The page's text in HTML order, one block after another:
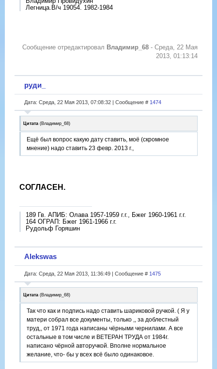
Легница.В/ч 19054. 1982-1984
Сообщение отредактировал Владимир_68 - Среда, 22 Мая
2013, 01:13:14
руди_
Дата: Среда, 22 Мая 2013, 07:08:32 | Сообщение # 1474
Цитата (Владимир_68)
Ещё был вопрос какую дату ставить, моё (скромное
мнение) надо ставить 23 февр. 2013 г.,
СОГЛАСЕН.
189 Гв. АПИБ: Олава 1957-1959 г.г., Бжег 1960-1961 г.г.
164 ОГРАП: Бжег 1961-1966 г.г.
Рудольф Горяшин
Alekswas
Дата: Среда, 22 Мая 2013, 11:36:49 | Сообщение # 1475
Цитата (Владимир_68)
Так что как и подпись надо ставить шариковой ручкой. ( Я у
матери собрал все документы, только ,, за доблестный
труд,, от 1971 года написаны чёрными чернилами. А все
остальные в том числе и ВЕТЕРАН ТРУДА от 1984г.
написано чёрной авторучкой. Вполне нормальное
желание, что- бы у всех всё было одинаковое.